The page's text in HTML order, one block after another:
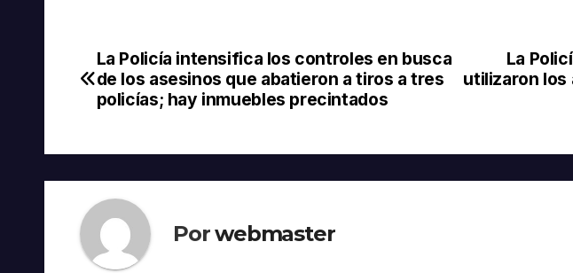
Navegación
de
La
utilizaron los
La Policía intensifica los controles en busca
de los asesinos que abatieron a tiros a tres
policías; hay inmuebles precintados
Porwebmaster